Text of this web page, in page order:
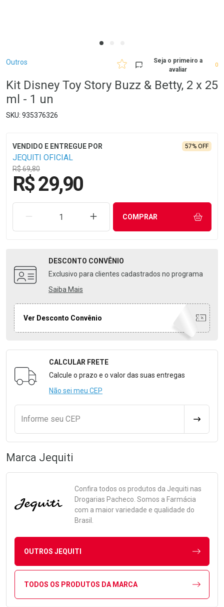
Breadcrumb
Outros
Seja o primeiro a
avaliar
0
Kit Disney Toy Story Buzz & Betty, 2 x 25
ml - 1 un
935376326
JEQUITI OFICIAL
R$ 69,80
57% OFF
R$ 29,90
REMOVER UMA UNIDADEAUMENTAR UMA UNIDADE
COMPRAR
DESCONTO CONVÊNIO
Exclusivo para clientes cadastrados no programa
Saiba Mais
Ver Desconto Convênio
Formulário para Calcular o Frete
CALCULAR FRETE
Calcule o prazo e o valor das suas entregas
Não sei meu CEP
Informe seu CEP
Marca Jequiti
Confira todos os produtos da Jequiti nas
Drogarias Pacheco. Somos a Farmácia
com a maior variedade e qualidade do
Brasil.
OUTROS JEQUITI
TODOS OS PRODUTOS DA MARCA